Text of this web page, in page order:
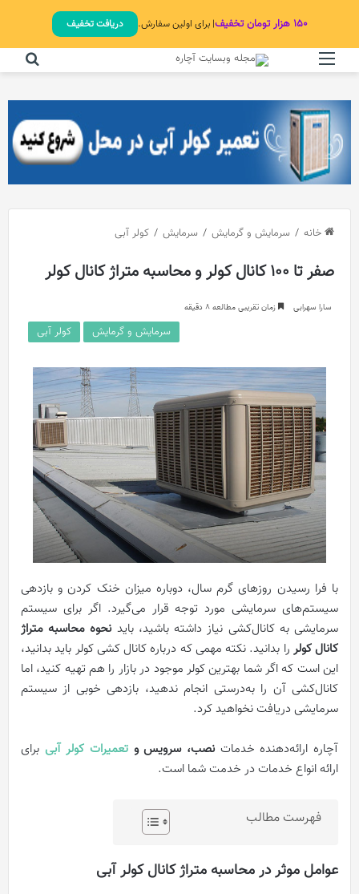
۱۵۰ هزار تومان تخفیف | برای اولین سفارش. دریافت تخفیف
خانه / سرمایش و گرمایش / سرمایش / کولر آبی
صفر تا 100 کانال کولر و محاسبه متراژ کانال کولر
سارا سهرابی زمان تقریبی مطالعه 8 دقیقه
سرمایش و گرمایش کولر آبی
با فرا رسیدن روزهای گرم سال، دوباره میزان خنک کردن و بازدهی
سیستم‌های سرمایشی مورد توجه قرار می‌گیرد. اگر برای سیستم
سرمایشی به کانال‌کشی نیاز داشته باشید، باید نحوه محاسبه متراژ
کانال کولر را بدانید. نکته مهمی که درباره کانال کشی کولر باید بدانید،
این است که اگر شما بهترین کولر موجود در بازار را هم تهیه کنید، اما
کانال‌کشی آن را به‌درستی انجام ندهید، بازدهی خوبی از سیستم
سرمایشی دریافت نخواهید کرد.
آچاره ارائه‌دهنده خدمات نصب، سرویس و تعمیرات کولر آبی برای
ارائه انواع خدمات در خدمت شما است.
فهرست مطالب
عوامل موثر در محاسبه متراژ کانال کولر آبی